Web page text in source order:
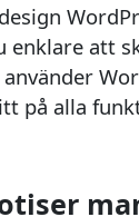
enklare att
på alla